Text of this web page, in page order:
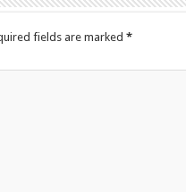
fields are marked *